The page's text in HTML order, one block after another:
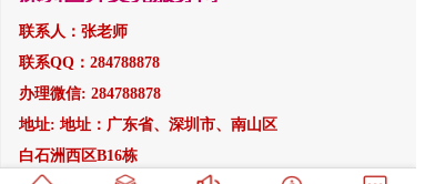
联系人：张老师
联系QQ：284788878
办理微信: 284788878
地址: 地址：广东省、深圳市、南山区
白石洲西区B16栋